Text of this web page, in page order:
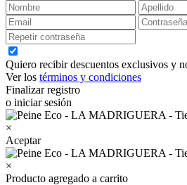
Quiero recibir descuentos exclusivos y
Ver los términos y condiciones
Finalizar registro
o iniciar sesión
×
Aceptar
×
Producto agregado a carrito